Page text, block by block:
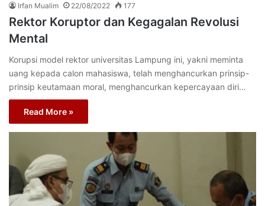
Irfan Mualim 22/08/2022 177
Rektor Koruptor dan Kegagalan Revolusi
Mental
Korupsi model rektor universitas Lampung ini, yakni meminta
uang kepada calon mahasiswa, telah menghancurkan prinsip-
prinsip keutamaan moral, menghancurkan kepercayaan diri…
Read More »